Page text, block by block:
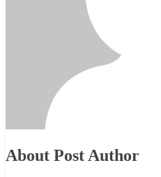
About Post Author